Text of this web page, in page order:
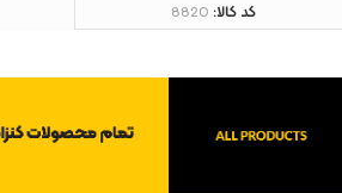
کد کالا: 8820